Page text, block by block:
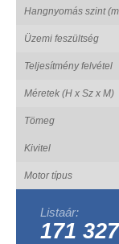
Hangnyomás szint
Üzemi feszültség
Teljesítmény felvétel
Méretek (H x Sz x M)
Tömeg
Kivitel
Motor típus
Listaár:
171